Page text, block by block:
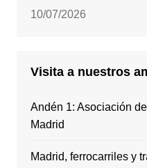
10/07/2026
Visita a nuestros
Andén 1: Asociación
Madrid
Madrid, ferrocarriles y